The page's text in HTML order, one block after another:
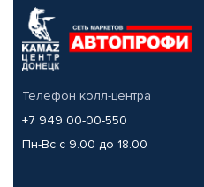
Телефон колл-центра
+7 949 00-00-550
Пн-Вс с 9.00 до 18.00